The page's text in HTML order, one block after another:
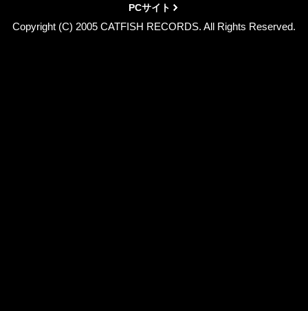
PCサイト
Copyright (C) 2005 CATFISH RECORDS. All Rights Reserved.